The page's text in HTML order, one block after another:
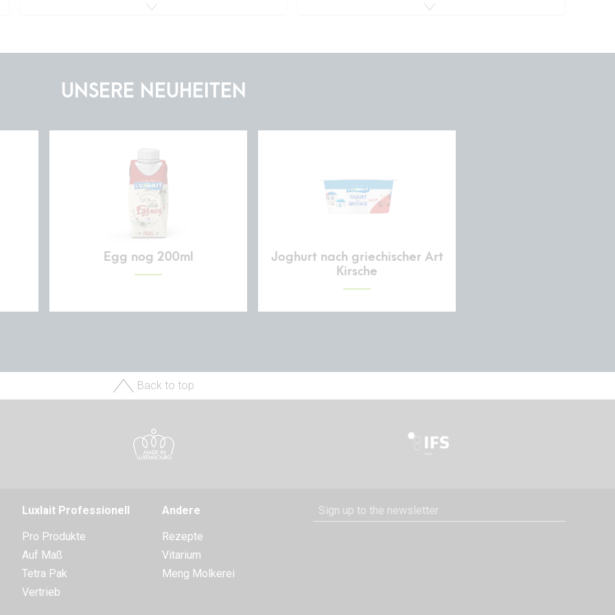
UNSERE NEUHEITEN
Egg nog 200ml
Joghurt nach griechischer Art
Kirsche
Back to top
Luxlait Pro­fes­si­o­nell
Pro Produkte
Auf Maß
Tetra Pak
Vertrieb
Andere
Rezepte
Vitarium
Meng Molkerei